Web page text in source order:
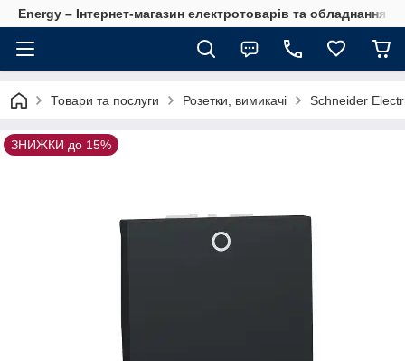
Energy – Інтернет-магазин електротоварів та обладнання
Товари та послуги Розетки, вимикачі Schneider
ЗНИЖКИ до 15%